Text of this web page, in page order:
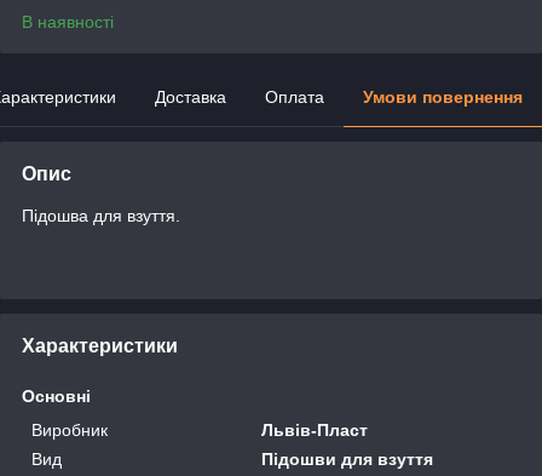
В наявності
Доставка Оплата Умови повернення
Опис
Підошва для взуття.
Характеристики
Основні
Виробник
Львів-Пласт
Вид
Підошви для взуття